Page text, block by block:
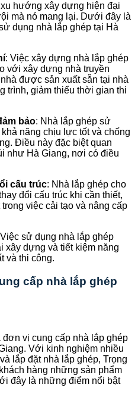
hướng xây dựng hiện đại
mà nó mang lại. Dưới đây là
dụng nhà lắp ghép tại Hà
: Việc xây dựng nhà lắp ghép
với xây dựng nhà truyền
được sản xuất sẵn tại nhà
trình, giảm thiểu thời gian thi
bảo: Nhà lắp ghép sử
năng chịu lực tốt và chống
Điều này đặc biệt quan
như Hà Giang, nơi có điều
cấu trúc: Nhà lắp ghép cho
đổi cấu trúc khi cần thiết,
việc cải tạo và nâng cấp
sử dụng nhà lắp ghép
xây dựng và tiết kiệm năng
và thi công.
cấp nhà lắp ghép
vị cung cấp nhà lắp ghép
Với kinh nghiệm nhiều
lắp đặt nhà lắp ghép, Trọng
hàng những sản phẩm
đây là những điểm nổi bật